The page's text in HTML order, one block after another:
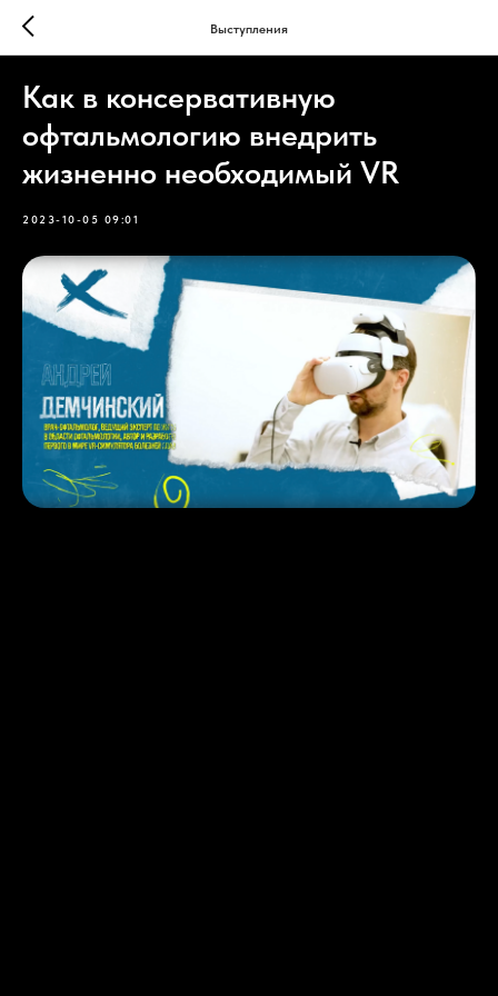
Выступления
Как в консервативную
офтальмологию внедрить
жизненно необходимый VR
2023-10-05 09:01